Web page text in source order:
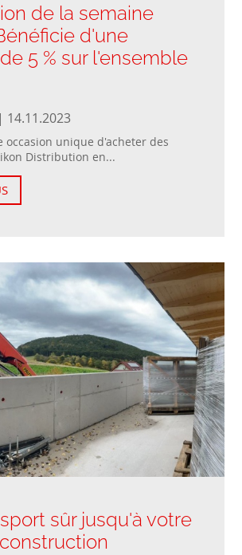
de la semaine
d'une
5 % sur l'ensemble
occasion unique d'acheter des
Distribution en...
sûr jusqu'à votre